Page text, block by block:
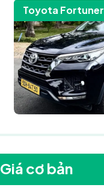
Toyota Fortuner
Giá cơ bản